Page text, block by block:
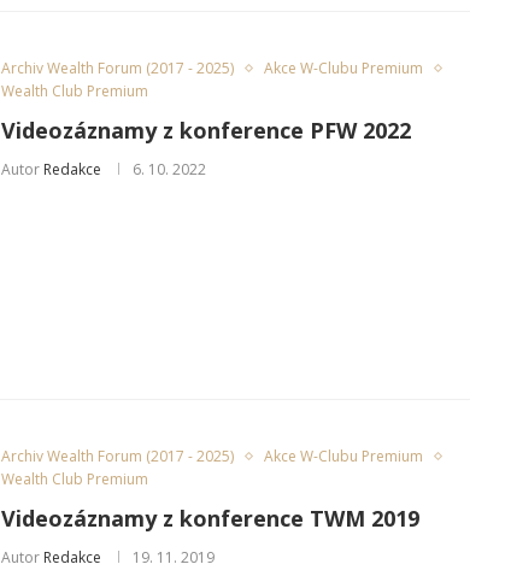
Archiv Wealth Forum (2017 - 2025)
Akce W-Clubu Premium
Wealth Club Premium
Videozáznamy z konference PFW 2022
Autor Redakce 6. 10. 2022
Archiv Wealth Forum (2017 - 2025)
Akce W-Clubu Premium
Wealth Club Premium
Videozáznamy z konference TWM 2019
Autor Redakce 19. 11. 2019